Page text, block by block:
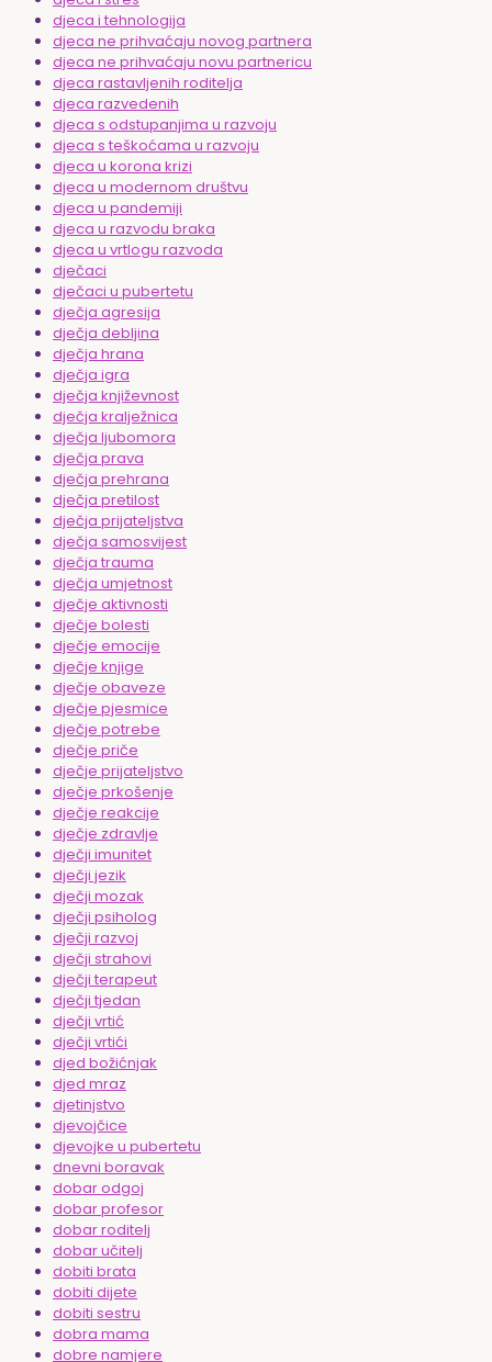
djeca i tehnologija
djeca ne prihvaćaju novog partnera
djeca ne prihvaćaju novu partnericu
djeca rastavljenih roditelja
djeca razvedenih
djeca s odstupanjima u razvoju
djeca s teškoćama u razvoju
djeca u korona krizi
djeca u modernom društvu
djeca u pandemiji
djeca u razvodu braka
djeca u vrtlogu razvoda
dječaci
dječaci u pubertetu
dječja agresija
dječja debljina
dječja hrana
dječja igra
dječja književnost
dječja kralježnica
dječja ljubomora
dječja prava
dječja prehrana
dječja pretilost
dječja prijateljstva
dječja samosvijest
dječja trauma
dječja umjetnost
dječje aktivnosti
dječje bolesti
dječje emocije
dječje knjige
dječje obaveze
dječje pjesmice
dječje potrebe
dječje priče
dječje prijateljstvo
dječje prkošenje
dječje reakcije
dječje zdravlje
dječji imunitet
dječji jezik
dječji mozak
dječji psiholog
dječji razvoj
dječji strahovi
dječji terapeut
dječji tjedan
dječji vrtić
dječji vrtići
djed božićnjak
djed mraz
djetinjstvo
djevojčice
djevojke u pubertetu
dnevni boravak
dobar odgoj
dobar profesor
dobar roditelj
dobar učitelj
dobiti brata
dobiti dijete
dobiti sestru
dobra mama
dobre namjere